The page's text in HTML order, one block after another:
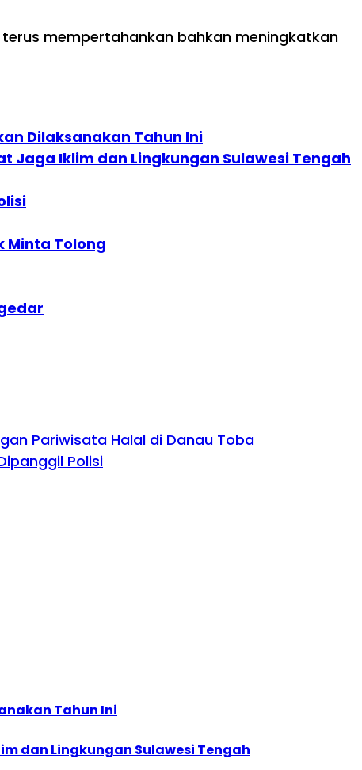
mempertahankan bahkan meningkatkan
Dilaksanakan Tahun Ini
Jaga Iklim dan Lingkungan Sulawesi Tengah
Minta Tolong
Pariwisata Halal di Danau Toba
Polisi
Tahun Ini
dan Lingkungan Sulawesi Tengah